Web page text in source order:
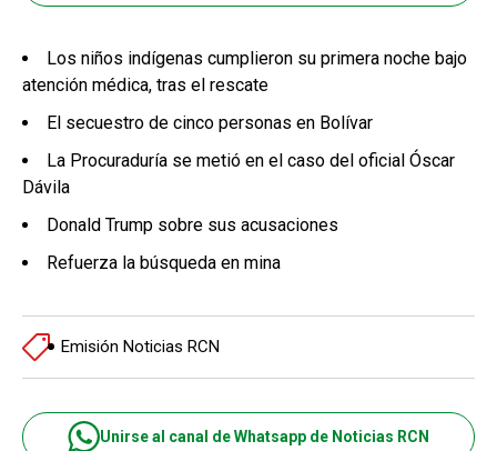
Los niños indígenas cumplieron su primera noche bajo
atención médica, tras el rescate
El secuestro de cinco personas en Bolívar
La Procuraduría se metió en el caso del oficial Óscar
Dávila
Donald Trump sobre sus acusaciones
Refuerza la búsqueda en mina
Emisión Noticias RCN
Unirse al canal de Whatsapp de Noticias RCN